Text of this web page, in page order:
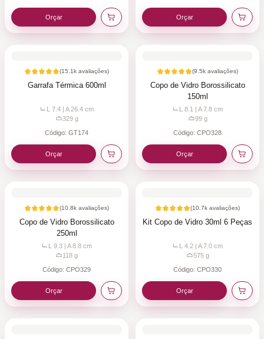
Orçar Orçar
(15.1k avaliações)
Garrafa Térmica 600ml
L 7.4 | A 26.4 cm
329g
Código: GT174
Orçar
(9.5k avaliações)
Copo de Vidro Borossilicato
150ml
L 8.1 | A 7.8 cm
99g
Código: CPO328
Orçar
(10.8k avaliações)
Copo de Vidro Borossilicato
250ml
L 9.3 | A 8.8 cm
118 g
Código: CPO329
Orçar
(10.7k avaliações)
Kit Copo de Vidro 30ml 6 Peças
L 4.2 | A 7.0 cm
575g
Código: CPO330
Orçar